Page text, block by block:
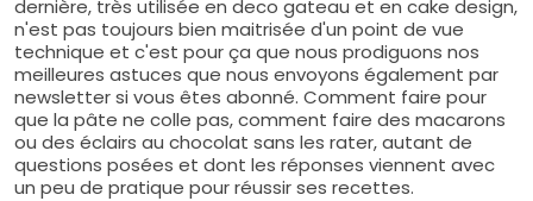
dernière, très utilisée en deco gateau et en cake design,
n'est pas toujours bien maitrisée d'un point de vue
technique et c'est pour ça que nous prodiguons nos
meilleures astuces que nous envoyons également par
newsletter si vous êtes abonné. Comment faire pour
que la pâte ne colle pas, comment faire des macarons
ou des éclairs au chocolat sans les rater, autant de
questions posées et dont les réponses viennent avec
un peu de pratique pour réussir ses recettes.